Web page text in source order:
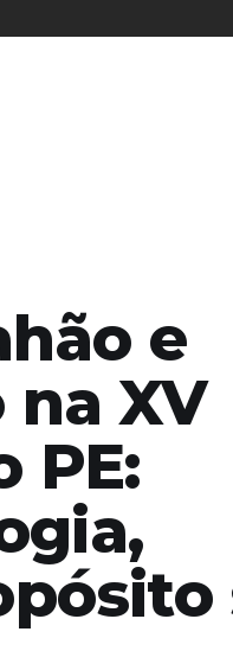
e
XV
PE: